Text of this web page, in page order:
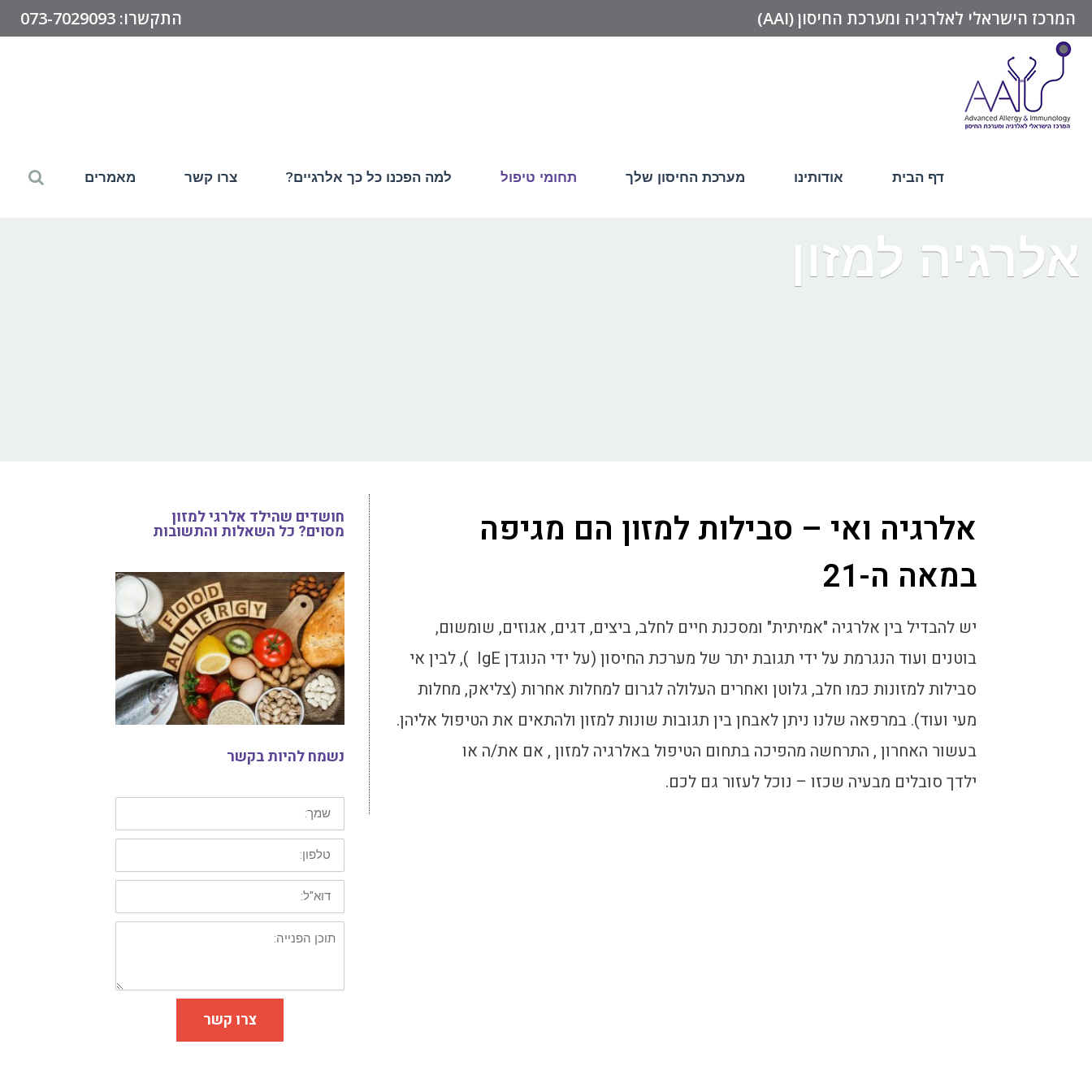
המרכז הישראלי לאלרגיה ומערכת החיסון (AAI) התקשרו: 073-7029093
דף הבית אודותינו מערכת החיסון שלך תחומי טיפול למה הפכנו כל כך אלרגיים? צרו קשר מאמרים
אלרגיה למזון
אלרגיה ואי – סבילות למזון הם מגיפה
במאה ה-21
יש להבדיל בין אלרגיה "אמיתית" ומסכנת חיים לחלב, ביצים, דגים, אגוזים, שומשום,
בוטנים ועוד הנגרמת על ידי תגובת יתר של מערכת החיסון (על ידי הנוגדן IgE ), לבין אי
סבילות למזונות כמו חלב, גלוטן ואחרים העלולה לגרום למחלות אחרות (צליאק, מחלות
מעי ועוד). במרפאה שלנו ניתן לאבחן בין תגובות שונות למזון ולהתאים את הטיפול אליהן.
בעשור האחרון , התרחשה מהפיכה בתחום הטיפול באלרגיה למזון , אם את/ה או
ילדך סובלים מבעיה שכזו – נוכל לעזור גם לכם.
חושדים שהילד אלרגי למזון
מסוים? כל השאלות והתשובות
נשמח להיות בקשר
צרו קשר